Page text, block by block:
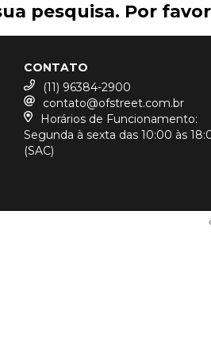
pesquisa. Por
CONTATO
(11) 96384-2900
contato@ofstreet.com.br
Horários de Funcionamento:
Segunda à sexta das 10:00 às
(SAC)